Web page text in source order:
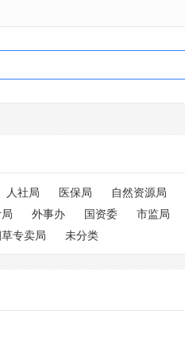
人社局 医保局 自然资源局
外事办 国资委 市监局
专卖局 未分类